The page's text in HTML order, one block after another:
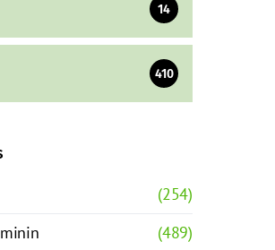
14
410
(254)
(489)